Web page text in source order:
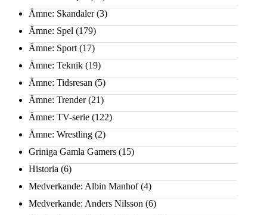
Ämne: Skandaler(3)
Ämne: Spel (179)
Ämne: Sport (17)
Ämne: Teknik (19)
Ämne: Tidsresan (5)
Ämne: Trender(21)
Ämne: TV-serie (122)
Ämne: Wrestling (2)
Griniga Gamla Gamers (15)
Historia (6)
Medverkande: Albin Manhof(4)
Medverkande: Anders Nilsson (6)